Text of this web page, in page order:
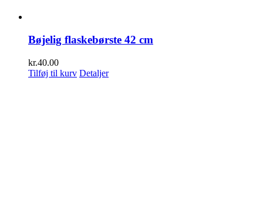
Bøjelig flaskebørste 42 cm
kr.40.00
Tilføj til kurv Detaljer